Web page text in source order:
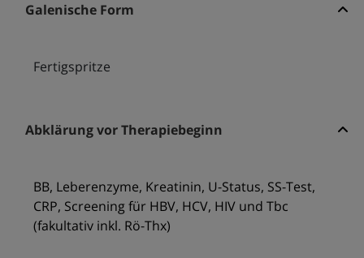
Galenische Form
Fertigspritze
Abklärung vor Therapiebeginn
BB, Leberenzyme, Kreatinin, U-Status, SS-Test,
CRP, Screening für HBV, HCV, HIV und Tbc
(fakultativ inkl. Rö-Thx)